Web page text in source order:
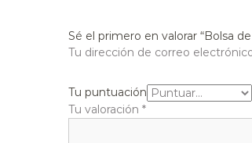
Sé el primero en valorar “Bolsa
Tu dirección de correo
Tu puntuación
Tu valoración *